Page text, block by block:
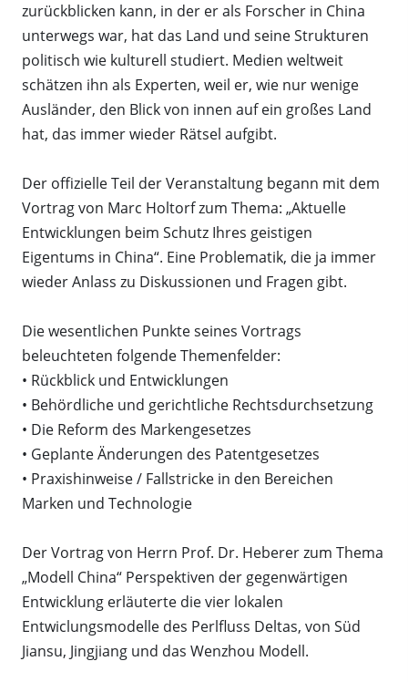
zurückblicken kann, in der er als Forscher in China
unterwegs war, hat das Land und seine Strukturen
politisch wie kulturell studiert. Medien weltweit
schätzen ihn als Experten, weil er, wie nur wenige
Ausländer, den Blick von innen auf ein großes Land
hat, das immer wieder Rätsel aufgibt.
Der offizielle Teil der Veranstaltung begann mit dem
Vortrag von Marc Holtorf zum Thema: „Aktuelle
Entwicklungen beim Schutz Ihres geistigen
Eigentums in China“. Eine Problematik, die ja immer
wieder Anlass zu Diskussionen und Fragen gibt.
Die wesentlichen Punkte seines Vortrags
beleuchteten folgende Themenfelder:
• Rückblick und Entwicklungen
• Behördliche und gerichtliche Rechtsdurchsetzung
• Die Reform des Markengesetzes
• Geplante Änderungen des Patentgesetzes
• Praxishinweise / Fallstricke in den Bereichen
Marken und Technologie
Der Vortrag von Herrn Prof. Dr. Heberer zum Thema
„Modell China“ Perspektiven der gegenwärtigen
Entwicklung erläuterte die vier lokalen
Entwiclungsmodelle des Perlfluss Deltas, von Süd
Jiansu, Jingjiang und das Wenzhou Modell.